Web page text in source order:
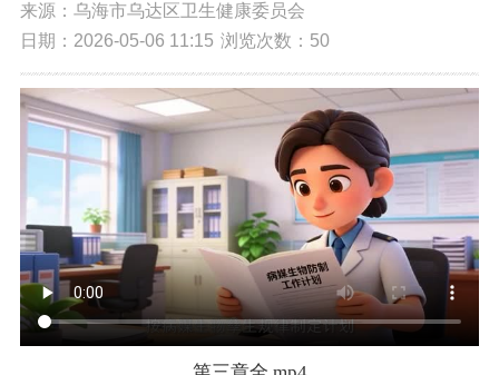
来源：乌海市乌达区卫生健康委员会
日期：2026-05-06 11:15 浏览次数： 50